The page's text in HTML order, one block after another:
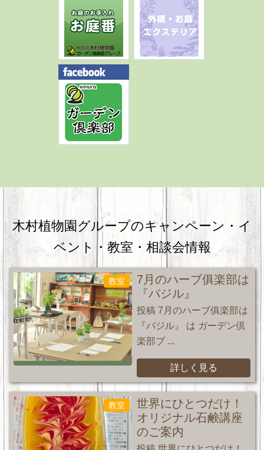
木村植物園グループのキャンペーン・ イ
ベント・教室・相談会情報
教室
7月のハーブ俱楽部は
『バジル』
投稿 7月のハーブ俱楽部は
『バジル』 は ガーデン倶
楽部ブ ...
詳しく見る
教室
世界にひとつだけ！
オリジナル石鹸講座
のご案内